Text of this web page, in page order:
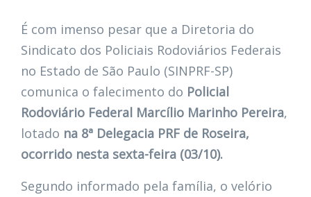
É com imenso pesar que a Diretoria do
Sindicato dos Policiais Rodoviários Federais
no Estado de São Paulo (SINPRF-SP)
comunica o falecimento do Policial
Rodoviário Federal Marcílio Marinho Pereira,
lotado na 8ª Delegacia PRF de Roseira,
ocorrido nesta sexta-feira (03/10).
Segundo informado pela família, o velório